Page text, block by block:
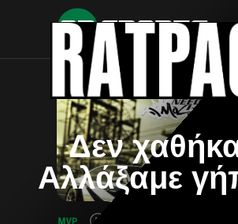
Δεν
Αλλάξαμε